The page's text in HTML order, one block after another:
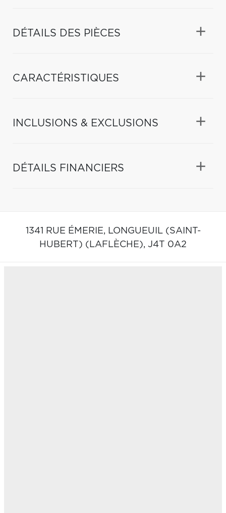
DÉTAILS DES PIÈCES
CARACTÉRISTIQUES
INCLUSIONS & EXCLUSIONS
DÉTAILS FINANCIERS
1341 RUE ÉMERIE, LONGUEUIL (SAINT-
HUBERT) (LAFLÈCHE), J4T 0A2